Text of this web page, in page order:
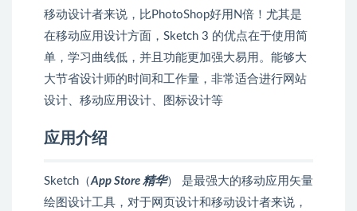
移动设计者来说，比PhotoShop好用N倍！尤其是
在移动应用设计方面，Sketch 3 的优点在于使用简
单，学习曲线低，并且功能更加强大易用。能够大
大节省设计师的时间和工作量，非常适合进行网站
设计、移动应用设计、图标设计等
应用介绍
Sketch（App Store 精华） 是最强大的移动应用矢量
绘图设计工具，对于网页设计和移动设计者来说，